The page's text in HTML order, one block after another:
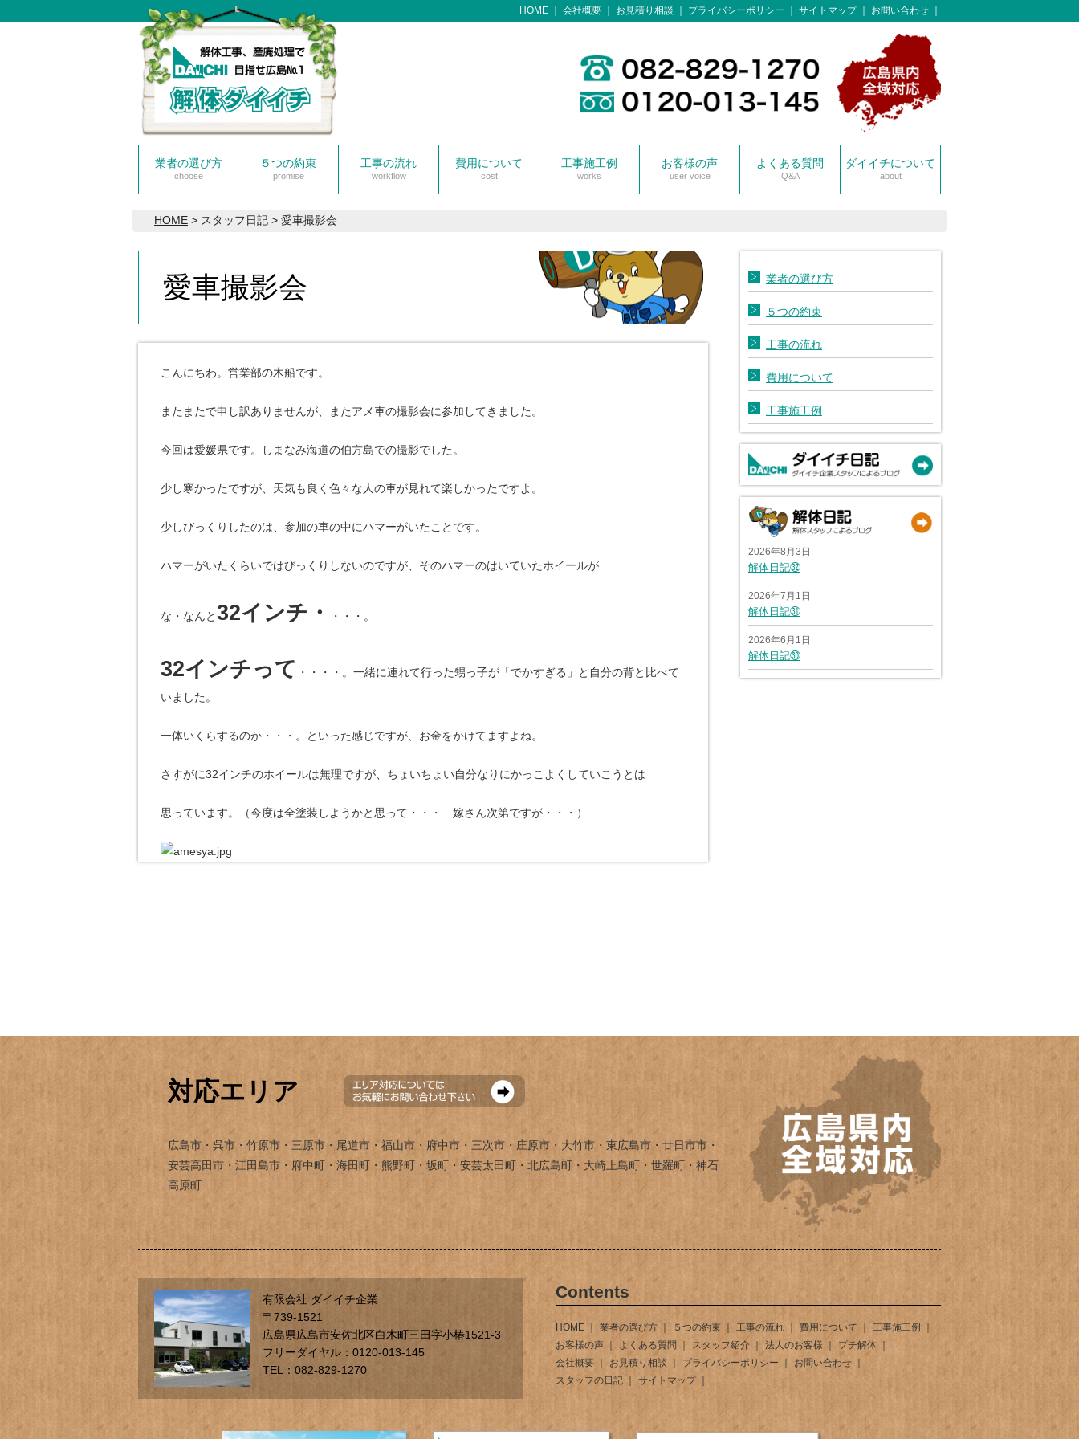
HOME 会社概要 お見積り相談 プライバシーポリシー サイトマップ お問い合わせ
業者の選び方
choose
５つの約束
promise
工事の流れ
workflow
費用について
cost
工事施工例
works
お客様の声
user voice
よくある質問
Q&A
ダイイチについて
about
HOME > スタッフ日記 > 愛車撮影会
愛車撮影会
こんにちわ。営業部の木船です。
またまたで申し訳ありませんが、またアメ車の撮影会に参加してきました。
今回は愛媛県です。しまなみ海道の伯方島での撮影でした。
少し寒かったですが、天気も良く色々な人の車が見れて楽しかったですよ。
少しびっくりしたのは、参加の車の中にハマーがいたことです。
ハマーがいたくらいではびっくりしないのですが、そのハマーのはいていたホイールが
な・なんと32インチ・ ・・・。
32インチって ・・・・。一緒に連れて行った甥っ子が「でかすぎる」と自分の背と比べて
いました。
一体いくらするのか・・・。といった感じですが、お金をかけてますよね。
さすがに32インチのホイールは無理ですが、ちょいちょい自分なりにかっこよくしていこうとは
思っています。（今度は全塗装しようかと思って・・・ 嫁さん次第ですが・・・）
業者の選び方
５つの約束
工事の流れ
費用について
工事施工例
2026年8月3日
解体日記㉜
2026年7月1日
解体日記㉛
2026年6月1日
解体日記㉚
対応エリア
広島市・呉市・竹原市・三原市・尾道市・福山市・府中市・三次市・庄原市・大竹市・東広島市・廿日市市・
安芸高田市・江田島市・府中町・海田町・熊野町・坂町・安芸太田町・北広島町・大崎上島町・世羅町・神石
高原町
有限会社 ダイイチ企業
〒739-1521
広島県広島市安佐北区白木町三田字小椿1521-3
フリーダイヤル：0120-013-145
TEL：082-829-1270
Contents
HOME 業者の選び方 ５つの約束 工事の流れ 費用について
工事施工例
お客様の声
よくある質問 スタッフ紹介 法人のお客様
プチ解体
会社概要
お見積り相談 プライバシーポリシー
お問い合わせ
スタッフの日記
サイトマップ